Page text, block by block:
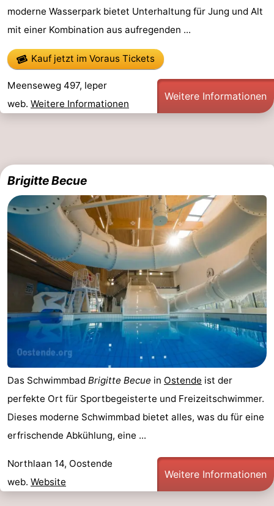
moderne Wasserpark bietet Unterhaltung für Jung und Alt
mit einer Kombination aus aufregenden ...
Kauf jetzt im Voraus Tickets
Meenseweg 497, Ieper
web. Weitere Informationen
Weitere Informationen
Brigitte Becue
Das Schwimmbad Brigitte Becue in Ostende ist der
perfekte Ort für Sportbegeisterte und Freizeitschwimmer.
Dieses moderne Schwimmbad bietet alles, was du für eine
erfrischende Abkühlung, eine ...
Northlaan 14, Oostende
web. Website
Weitere Informationen